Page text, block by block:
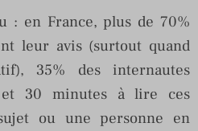
: en France, plus de 70%
leur avis (surtout quand
35% des internautes
et 30 minutes à lire ces
ou une personne en